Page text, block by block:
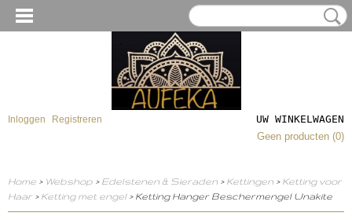
Inloggen Registreren
UW WINKELWAGEN
Geen producten (0)
Home > Webshop > Edelstenen & Sieraden > Kettingen > Ketting voor
Haar > Ketting met engel> Ketting Hanger Beschermengel Unakite